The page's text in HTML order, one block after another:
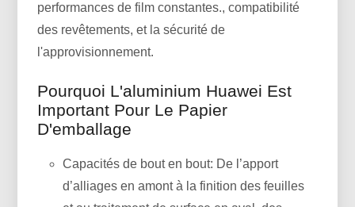
performances de film constantes., compatibilité
des revêtements, et la sécurité de
l'approvisionnement.
Pourquoi L'aluminium Huawei Est
Important Pour Le Papier
D'emballage
Capacités de bout en bout: De l’apport
d’alliages en amont à la finition des feuilles